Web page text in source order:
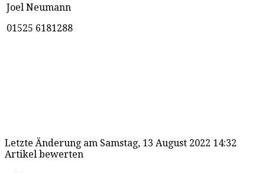
Joel Neumann
01525 6181288
Letzte Änderung am Samstag, 13 August 2022 14:32
Artikel bewerten